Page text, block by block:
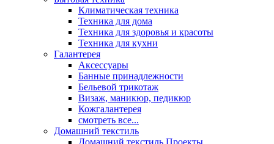
Климатическая техника
Техника для дома
Техника для здоровья и красоты
Техника для кухни
Галантерея
Аксессуары
Банные принадлежности
Бельевой трикотаж
Визаж, маникюр, педикюр
Кожгалантерея
смотреть все...
Домашний текстиль
Домашний текстиль Проекты